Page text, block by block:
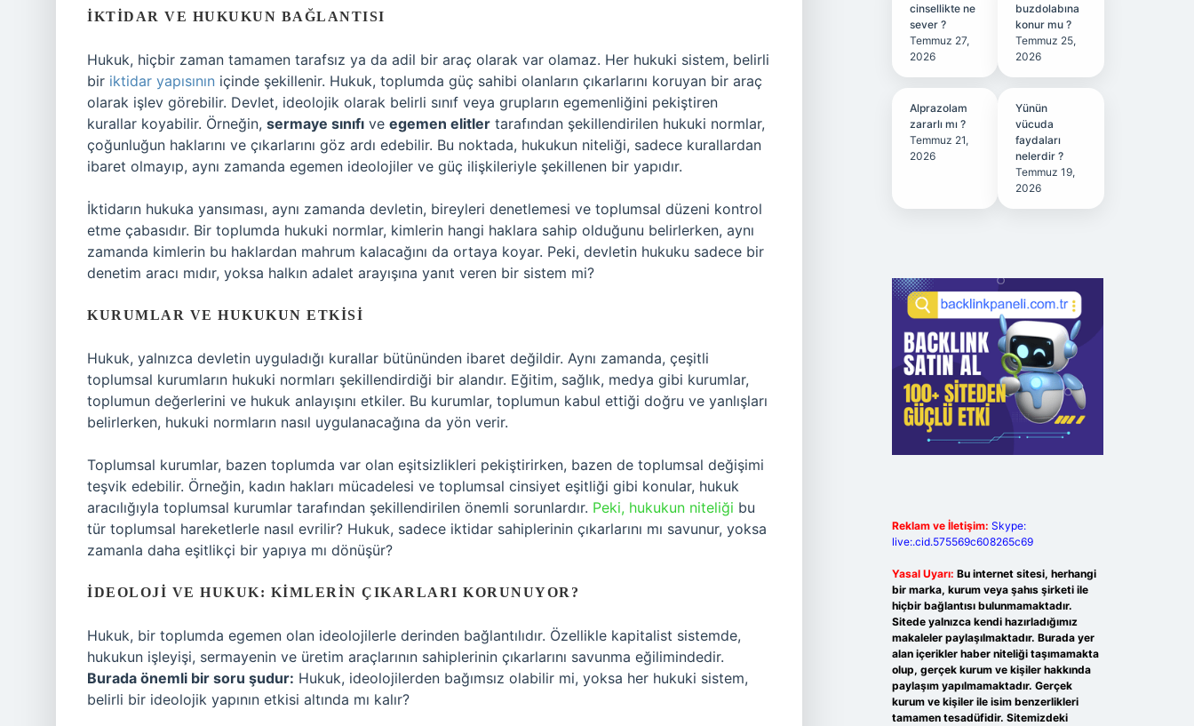
İKTIDAR VE HUKUKUN BAĞLANTISI
Hukuk, hiçbir zaman tamamen tarafsız ya da adil bir araç olarak var olamaz. Her hukuki sistem, belirli
bir iktidar yapısının içinde şekillenir. Hukuk, toplumda güç sahibi olanların çıkarlarını koruyan bir araç
olarak işlev görebilir. Devlet, ideolojik olarak belirli sınıf veya grupların egemenliğini pekiştiren
kurallar koyabilir. Örneğin, sermaye sınıfı ve egemen elitler tarafından şekillendirilen hukuki normlar,
çoğunluğun haklarını ve çıkarlarını göz ardı edebilir. Bu noktada, hukukun niteliği, sadece kurallardan
ibaret olmayıp, aynı zamanda egemen ideolojiler ve güç ilişkileriyle şekillenen bir yapıdır.
İktidarın hukuka yansıması, aynı zamanda devletin, bireyleri denetlemesi ve toplumsal düzeni kontrol
etme çabasıdır. Bir toplumda hukuki normlar, kimlerin hangi haklara sahip olduğunu belirlerken, aynı
zamanda kimlerin bu haklardan mahrum kalacağını da ortaya koyar. Peki, devletin hukuku sadece bir
denetim aracı mıdır, yoksa halkın adalet arayışına yanıt veren bir sistem mi?
KURUMLAR VE HUKUKUN ETKISI
Hukuk, yalnızca devletin uyguladığı kurallar bütününden ibaret değildir. Aynı zamanda, çeşitli
toplumsal kurumların hukuki normları şekillendirdiği bir alandır. Eğitim, sağlık, medya gibi kurumlar,
toplumun değerlerini ve hukuk anlayışını etkiler. Bu kurumlar, toplumun kabul ettiği doğru ve yanlışları
belirlerken, hukuki normların nasıl uygulanacağına da yön verir.
Toplumsal kurumlar, bazen toplumda var olan eşitsizlikleri pekiştirirken, bazen de toplumsal değişimi
teşvik edebilir. Örneğin, kadın hakları mücadelesi ve toplumsal cinsiyet eşitliği gibi konular, hukuk
aracılığıyla toplumsal kurumlar tarafından şekillendirilen önemli sorunlardır. Peki, hukukun niteliği bu
tür toplumsal hareketlerle nasıl evrilir? Hukuk, sadece iktidar sahiplerinin çıkarlarını mı savunur, yoksa
zamanla daha eşitlikçi bir yapıya mı dönüşür?
İDEOLOJI VE HUKUK: KIMLERIN ÇIKARLARI KORUNUYOR?
Hukuk, bir toplumda egemen olan ideolojilerle derinden bağlantılıdır. Özellikle kapitalist sistemde,
hukukun işleyişi, sermayenin ve üretim araçlarının sahiplerinin çıkarlarını savunma eğilimindedir.
Burada önemli bir soru şudur: Hukuk, ideolojilerden bağımsız olabilir mi, yoksa her hukuki sistem,
belirli bir ideolojik yapının etkisi altında mı kalır?
cinsellikte ne
sever ?
Temmuz 27,
2026
buzdolabına
konur mu ?
Temmuz 25,
2026
Alprazolam
zararlı mı ?
Temmuz 21,
2026
Yünün
vücuda
faydaları
nelerdir ?
Temmuz 19,
2026
Reklam ve İletişim: Skype:
live:.cid.575569c608265c69
Yasal Uyarı: Bu internet sitesi, herhangi
bir marka, kurum veya şahıs şirketi ile
hiçbir bağlantısı bulunmamaktadır.
Sitede yalnızca kendi hazırladığımız
makaleler paylaşılmaktadır. Burada yer
alan içerikler haber niteliği taşımamakta
olup, gerçek kurum ve kişiler hakkında
paylaşım yapılmamaktadır. Gerçek
kurum ve kişiler ile isim benzerlikleri
tamamen tesadüfidir. Sitemizdeki